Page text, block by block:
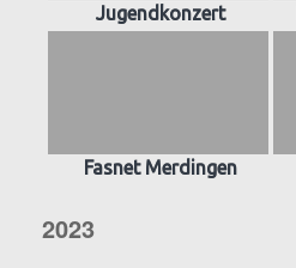
Jugendkonzert
Fasnet Merdingen
2023